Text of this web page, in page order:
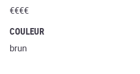
€€€€
COULEUR
brun